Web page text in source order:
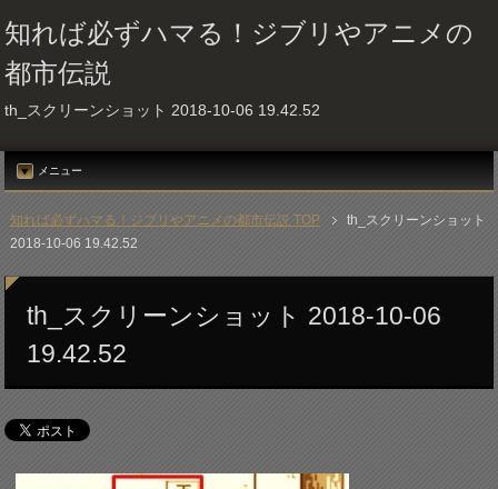
知れば必ずハマる！ジブリやアニメの
都市伝説
th_スクリーンショット 2018-10-06 19.42.52
メニュー
知れば必ずハマる！ジブリやアニメの都市伝説 TOP
th_スクリーンショット
2018-10-06 19.42.52
th_スクリーンショット 2018-10-06
19.42.52